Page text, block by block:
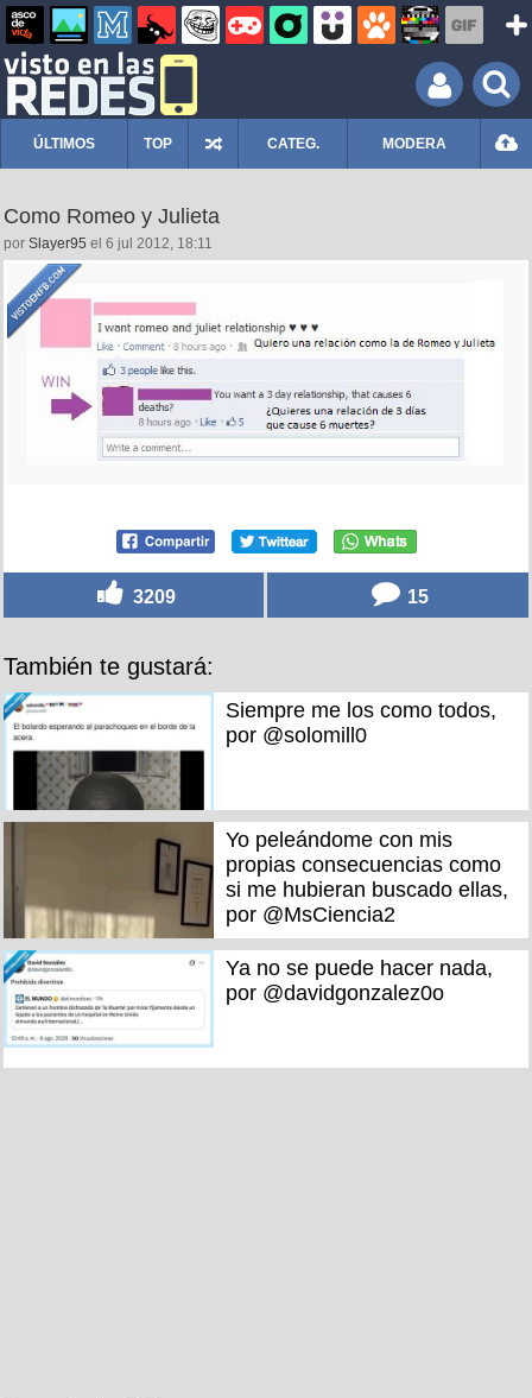
ÚLTIMOS TOP CATEG. MODERA
Como Romeo y Julieta
por Slayer95 el 6 jul 2012, 18:11
3209 15
También te gustará:
Siempre me los como todos,
por @solomill0
Yo peleándome con mis
propias consecuencias como
si me hubieran buscado ellas,
por @MsCiencia2
Ya no se puede hacer nada,
por @davidgonzalez0o